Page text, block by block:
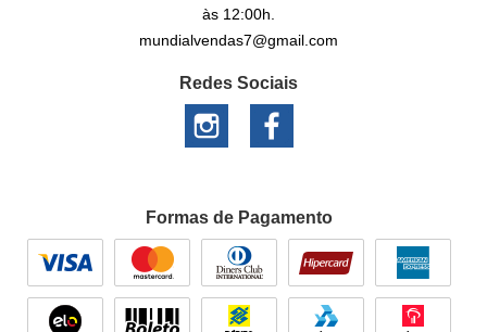
às 12:00h.
mundialvendas7@gmail.com
Redes Sociais
Formas de Pagamento